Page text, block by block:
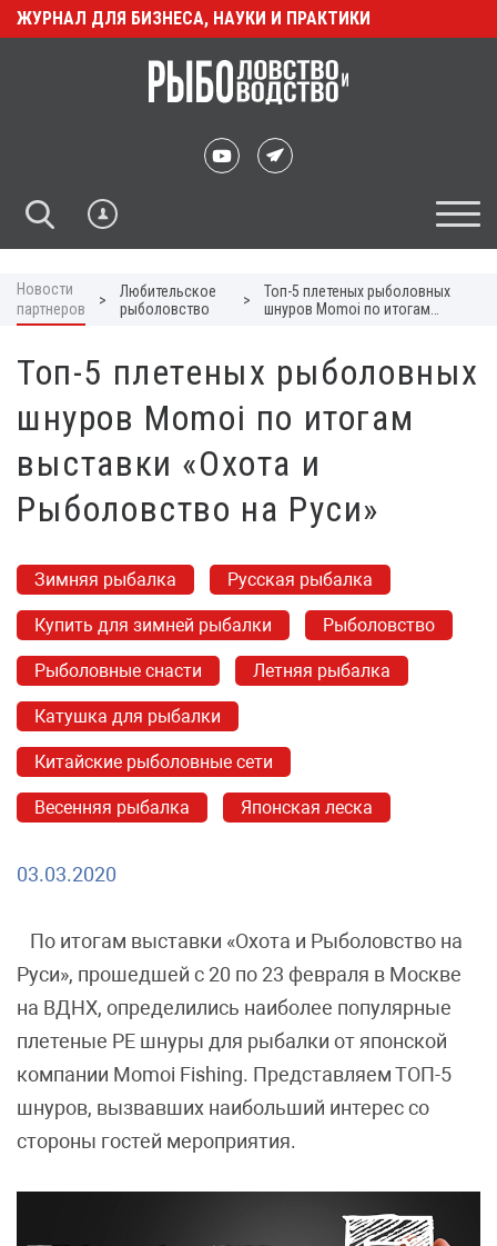
ЖУРНАЛ ДЛЯ БИЗНЕСА, НАУКИ И ПРАКТИКИ
Новости
партнеров
>
Любительское
рыболовство
>
Топ-5 плетеных рыболовных
шнуров Momoi по итогам
Топ-5 плетеных рыболовных
шнуров Momoi по итогам
выставки «Охота и
Рыболовство на Руси»
Зимняя рыбалка Русская рыбалка
Купить для зимней рыбалки Рыболовство
Рыболовные снасти Летняя рыбалка
Катушка для рыбалки
Китайские рыболовные сети
Весенняя рыбалка Японская леска
03.03.2020
По итогам выставки «Охота и Рыболовство на
Руси», прошедшей с 20 по 23 февраля в Москве
на ВДНХ, определились наиболее популярные
плетеные PE шнуры для рыбалки от японской
компании Momoi Fishing. Представляем ТОП-5
шнуров, вызвавших наибольший интерес со
стороны гостей мероприятия.